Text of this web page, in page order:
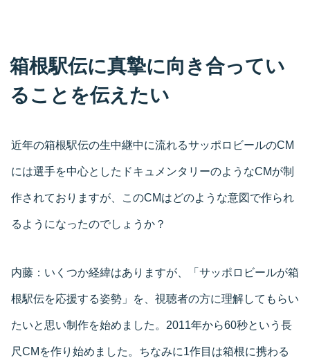
箱根駅伝に真摯に向き合ってい
ることを伝えたい
近年の箱根駅伝の生中継中に流れるサッポロビールのCM
には選手を中心としたドキュメンタリーのようなCMが制
作されておりますが、このCMはどのような意図で作られ
るようになったのでしょうか？
内藤： いくつか経緯はありますが、「サッポロビールが箱
根駅伝を応援する姿勢」を、視聴者の方に理解してもらい
たいと思い制作を始めました。2011年から60秒という長
尺CMを作り始めました。ちなみに1作目は箱根に携わる